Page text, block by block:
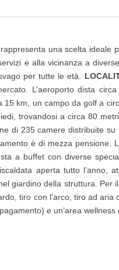
una scelta ideale
e alla vicinanza a
per tutte le età.
L’aeroporto dista
km, un campo da golf a
trovandosi a circa 80
di 235 camere distribuite
è di mezza pensione.
a buffet con diverse
aperta tutto l’anno,
giardino della struttura. Per
tiro con l’arco, tiro ad
e un’area wellness